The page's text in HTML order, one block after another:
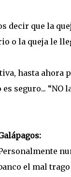
decir que la
o la queja le
hasta ahora
seguro... “NO
el mal